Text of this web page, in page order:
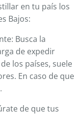
en tu país los
Bajos:
Busca la
de expedir
los países, suele
En caso de que
de que tus